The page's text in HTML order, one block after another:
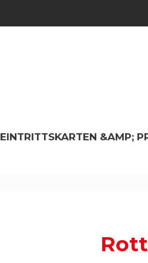
EINTRITTSKARTEN &AMP;